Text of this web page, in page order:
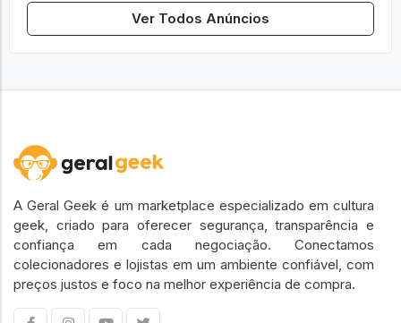
Ver Todos Anúncios
A Geral Geek é um marketplace especializado em cultura
geek, criado para oferecer segurança, transparência e
confiança em cada negociação. Conectamos
colecionadores e lojistas em um ambiente confiável, com
preços justos e foco na melhor experiência de compra.